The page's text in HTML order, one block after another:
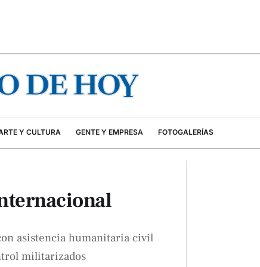
Y CULTURA GENTE Y EMPRESA FOTOGALERÍAS
asistencia humanitaria civil
militarizados